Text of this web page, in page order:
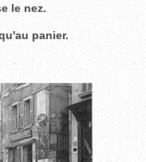
le nez.
panier.